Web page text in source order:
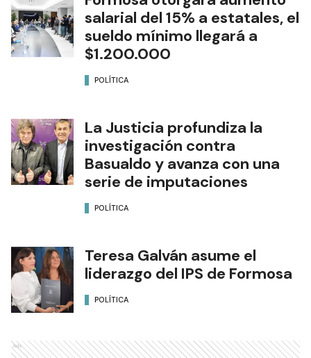
salarial del 15% a estatales, el
sueldo mínimo llegará a
$1.200.000
POLÍTICA
La Justicia profundiza la
investigación contra
Basualdo y avanza con una
serie de imputaciones
POLÍTICA
Teresa Galván asume el
liderazgo del IPS de Formosa
POLÍTICA
Ads